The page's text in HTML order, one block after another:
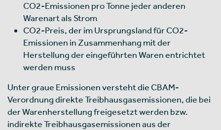
CO2-Emissionen pro Tonne jeder anderen
Warenart als Strom
CO2-Preis, der im Ursprungsland für CO2-
Emissionen in Zusammenhang mit der
Herstellung der eingeführten Waren entrichtet
werden muss
Unter graue Emissionen versteht die CBAM-
Verordnung direkte Treibhausgasemissionen, die bei
der Warenherstellung freigesetzt werden bzw.
indirekte Treibhausgasemissionen aus der